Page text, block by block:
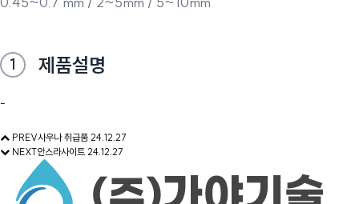
1 제품설명
-
PREV사우나 취급품 24.12.27
NEXT안스라사이트 24.12.27